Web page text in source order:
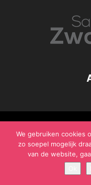
We gebruiken cookies
zo soepel mogelijk
van de website,